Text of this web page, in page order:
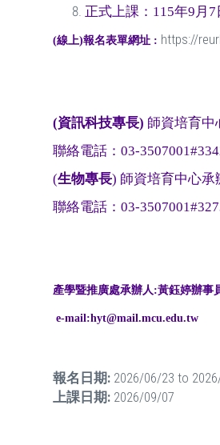
正式上課：115年9月7
(線上)報名表單網址 : https://
(資訊科技專長) 師資培育中
聯絡電話：03-
(生物專長) 師資培育中心承
聯絡電話：03-
產學暨推廣處承辦人:黃鈺婷辦事
e-mail:hyt@mail.mcu.edu.tw
報名日期: 2026/06/23 to
上課日期: 2026/09/07